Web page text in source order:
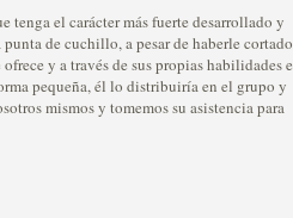
tenga el carácter más fuerte desarrollado y
punta de cuchillo, a pesar de haberle cortado
y a través de sus propias habilidades e
pequeña, él lo distribuiría en el grupo y
mismos y tomemos su asistencia para